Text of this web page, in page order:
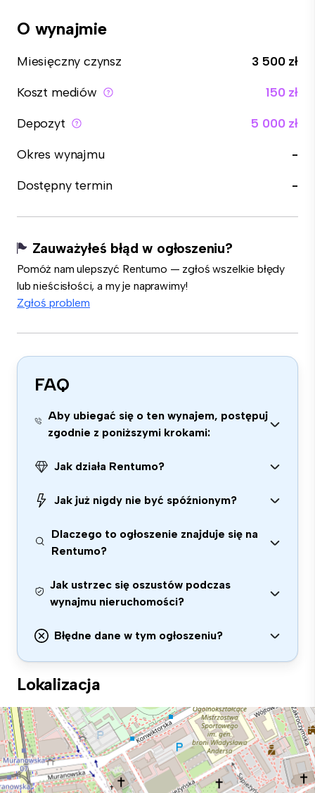
O wynajmie
Miesięczny czynsz
3 500 zł
Koszt mediów
150 zł
Depozyt
5 000 zł
Okres wynajmu
-
Dostępny termin
-
Zauważyłeś błąd w ogłoszeniu?
Pomóż nam ulepszyć Rentumo — zgłoś wszelkie błędy
lub nieścisłości, a my je naprawimy!
Zgłoś problem
FAQ
Aby ubiegać się o ten wynajem, postępuj
zgodnie z poniższymi krokami:
Jak działa Rentumo?
Jak już nigdy nie być spóźnionym?
Dlaczego to ogłoszenie znajduje się na
Rentumo?
Jak ustrzec się oszustów podczas
wynajmu nieruchomości?
Błędne dane w tym ogłoszeniu?
Lokalizacja